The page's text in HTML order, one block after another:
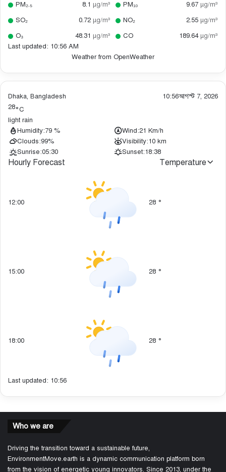
PM₂.₅
8.1 µg/m³ PM₁₀ 9.67 µg/m³
SO₂
0.72 µg/m³ NO₂ 2.55 µg/m³
O₃
48.31 µg/m³ CO 189.64 µg/m³
Last updated: 10:56 AM
Weather from OpenWeather
Dhaka, Bangladesh 10:56আগস্ট 7, 2026
28°C
light rain
Humidity:79 % Wind:21 Km/h
Clouds:99% Visibility:10 km
Sunrise:05:30 Sunset:18:38
Hourly Forecast Temperature
12:00 28 °
15:00 28 °
18:00 28 °
Last updated: 10:56
Who we are
Driving the transition toward a sustainable future,
EnvironmentMove.earth is a dynamic communication platform born
from the vision of energetic young innovators. Since 2013, under the